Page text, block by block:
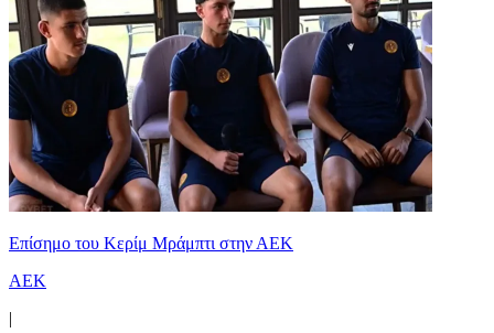
Επίσημο του Κερίμ Μράμπτι στην ΑΕK
ΑΕΚ
|